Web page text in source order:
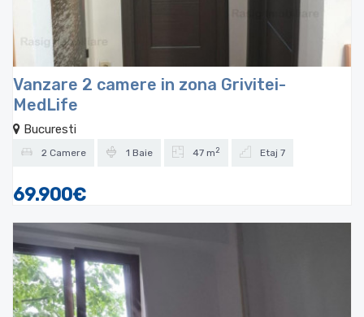
Vanzare 2 camere in zona Grivitei-
MedLife
Bucuresti
2 Camere 1 Baie 47 m 2 Etaj 7
69.900€